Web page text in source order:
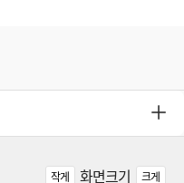
작게 화면크기 크게